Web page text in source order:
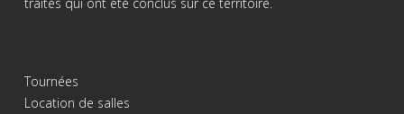
Tournées
Location de salles